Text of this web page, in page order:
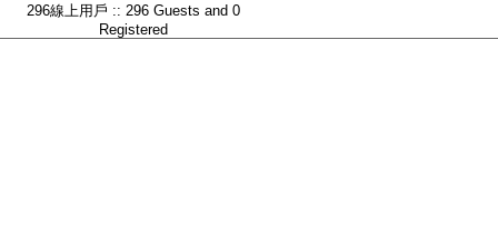
296線上用戶 :: 296 Guests and 0
Registered